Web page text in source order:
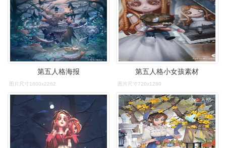
第五人格海报
图片尺寸1600x2262
第五人格小女孩素材
图片尺寸720x1280